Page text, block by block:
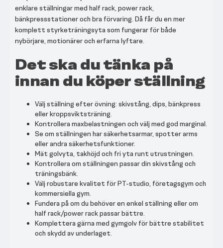
enklare ställningar med half rack, power rack,
bänkpressstationer och bra förvaring. Då får du en mer
komplett styrketräningsyta som fungerar för både
nybörjare, motionärer och erfarna lyftare.
Det ska du tänka på
innan du köper ställning
Välj ställning efter övning: skivstång, dips, bänkpress
eller kroppsviktsträning.
Kontrollera maxbelastningen och välj med god marginal.
Se om ställningen har säkerhetsarmar, spotter arms
eller andra säkerhetsfunktioner.
Mät golvyta, takhöjd och fri yta runt utrustningen.
Kontrollera om ställningen passar din skivstång och
träningsbänk.
Välj robustare kvalitet för PT-studio, företagsgym och
kommersiella gym.
Fundera på om du behöver en enkel ställning eller om
half rack/power rack passar bättre.
Komplettera gärna med gymgolv för bättre stabilitet
och skydd av underlaget.